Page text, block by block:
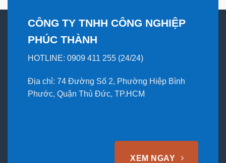
CÔNG TY TNHH CÔNG NGHIỆP
PHÚC THÀNH
HOTLINE: 0909 411 255 (24/24)
Địa chỉ: 74 Đường Số 2, Phường Hiệp Bình
Phước, Quận Thủ Đức, TP.HCM
XEM NGAY